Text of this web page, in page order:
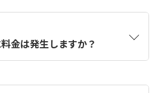
から取得します。アカウントを
ように、この情報を使用して
フォームを入力します。
金は発生しますか？